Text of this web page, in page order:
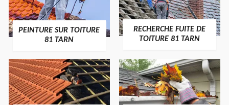
PEINTURE SUR TOITURE
81 TARN
RECHERCHE FUITE DE
TOITURE 81 TARN